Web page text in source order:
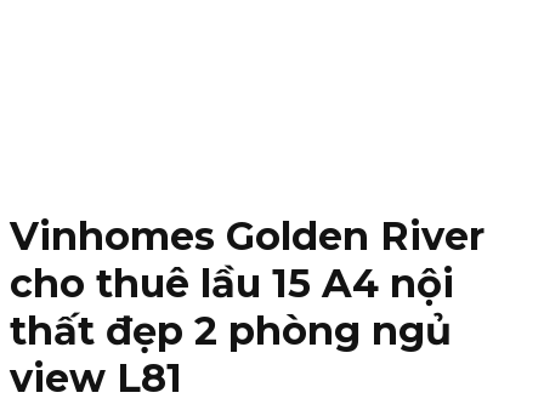
Vinhomes Golden River
cho thuê lầu 15 A4 nội
thất đẹp 2 phòng ngủ
view L81